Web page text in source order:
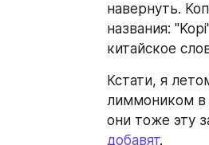
навернуть.
названия:
китайское
Кстати, я
лиммоником в
они тоже эту
добавят.